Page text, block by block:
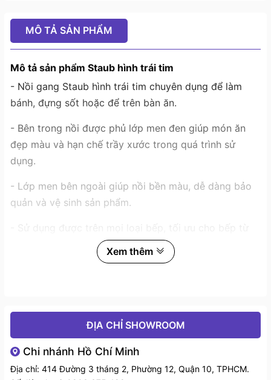
MÔ TẢ SẢN PHẨM
Mô tả sản phẩm Staub hình trái tim
- Nồi gang Staub hình trái tim chuyên dụng để làm
bánh, đựng sốt hoặc để trên bàn ăn.
- Bên trong nồi được phủ lớp men đen giúp món ăn
đẹp màu và hạn chế trầy xước trong quá trình sử
dụng.
- Lớp men bên ngoài giúp nồi bền màu, dễ dàng bảo
quản và vệ sinh sản phẩm.
Xem thêm
ĐỊA CHỈ SHOWROOM
Chi nhánh Hồ Chí Minh
Địa chỉ: 414 Đường 3 tháng 2, Phường 12, Quận 10, TPHCM.